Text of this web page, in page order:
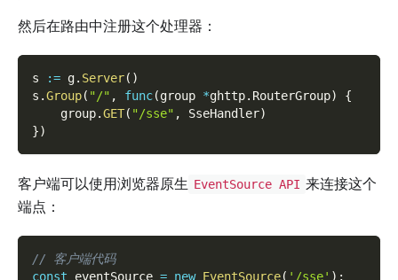
然后在路由中注册这个处理器：
s := g. Server( )
s .Group( "/" , func(group *ghttp. RouterGroup)
{
    group
.GET( "/sse" , SseHandler)
})
客户端可以使用浏览器原生 EventSource API 来连接这个
端点：
// 客户端代码
const eventSource = new EventSource( '/sse' ) ;